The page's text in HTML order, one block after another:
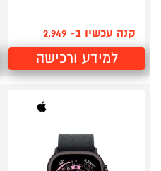
קנה עכשיו ב- 2,949
למידע ורכישה